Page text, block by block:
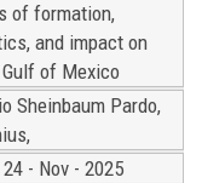
of formation,
and impact on
of Mexico
Sheinbaum Pardo,
- Nov - 2025